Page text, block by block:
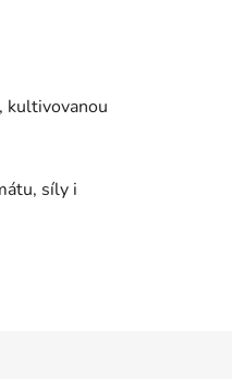
kultivovanou
síly i